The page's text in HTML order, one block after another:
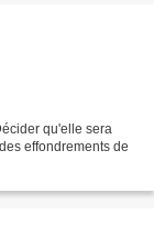
qu'elle sera
effondrements de